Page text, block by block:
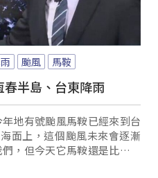
颱風 馬鞍
春半島、台東降雨
地有號颱風馬鞍已經來到台
面上，這個颱風未來會逐漸
，但今天它馬鞍還是比較近
我們帶來比較大...。